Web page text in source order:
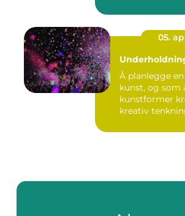
05.
Å planlegge
kunst, og som
kunstformer
kreativ